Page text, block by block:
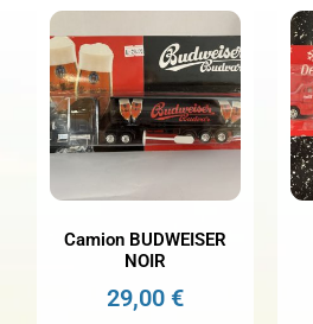
Camion BUDWEISER
NOIR
29,00€